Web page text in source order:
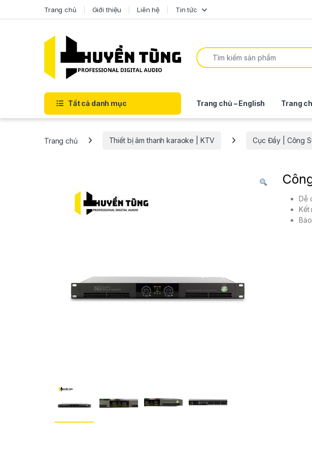
Trang chủ Giới thiệu Liên hệ Tin tức
Tất cả danh mục Trang chủ – English Trang
Trang chủ Thiết bị âm thanh karaoke | KTV Cục Đẩy | Công
Dễ
Kết